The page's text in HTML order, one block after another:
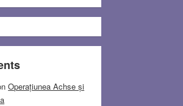
Operațiunea Achse și